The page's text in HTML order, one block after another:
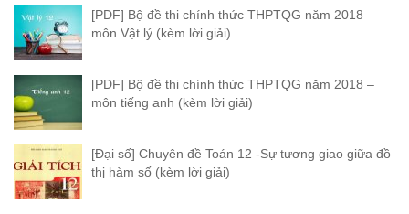
[PDF] Bộ đề thi chính thức THPTQG năm 2018 –
môn Vật lý (kèm lời giải)
[PDF] Bộ đề thi chính thức THPTQG năm 2018 –
môn tiếng anh (kèm lời giải)
[Đại số] Chuyên đề Toán 12 -Sự tương giao giữa đồ
thị hàm số (kèm lời giải)